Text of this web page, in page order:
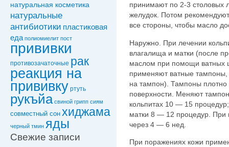
натуральная косметика
натуральные
антибиотики пластиковая
еда полиомиелит пост
прививки
противозачаточные рак
реакция на
прививку ртуть
рукъйа свиной грипп сиям
совместный сон хиджама
черный тмин яды
Свежие записи
принимают по 2-3 столовых
желудок. Потом
все стороны, чтобы масло
Наружно. При лечении
влагалища и матки (после
маслом при помощи ватных
применяют ватные
на тампон). Тампоны
поверхности. Меняют
кольпитах 10 — 15
матки 8 — 12 процедур. При
через 4 — 6 нед.
При поражениях кожи